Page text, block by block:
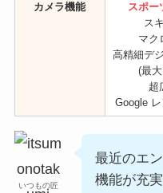
カメラ機能
スポー
ス
マク
高精細デ
(最
超
Google
いつもの匠
最近のエ
機能が充